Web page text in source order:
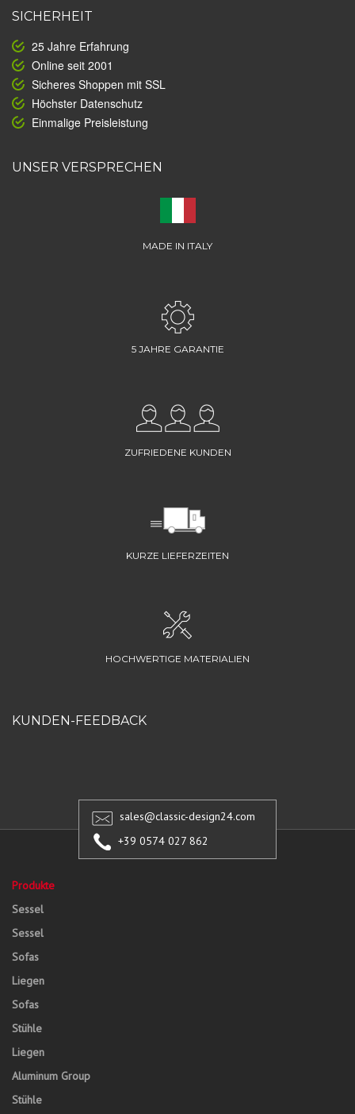
SICHERHEIT
25 Jahre Erfahrung
Online seit 2001
Sicheres Shoppen mit SSL
Höchster Datenschutz
Einmalige Preisleistung
UNSER VERSPRECHEN
MADE IN ITALY
5 JAHRE GARANTIE
ZUFRIEDENE KUNDEN
KURZE LIEFERZEITEN
HOCHWERTIGE MATERIALIEN
KUNDEN-FEEDBACK
sales@classic-design24.com
+39 0574 027 862
Produkte
Sessel
Sessel
Sofas
Liegen
Sofas
Stühle
Liegen
Aluminum Group
Stühle